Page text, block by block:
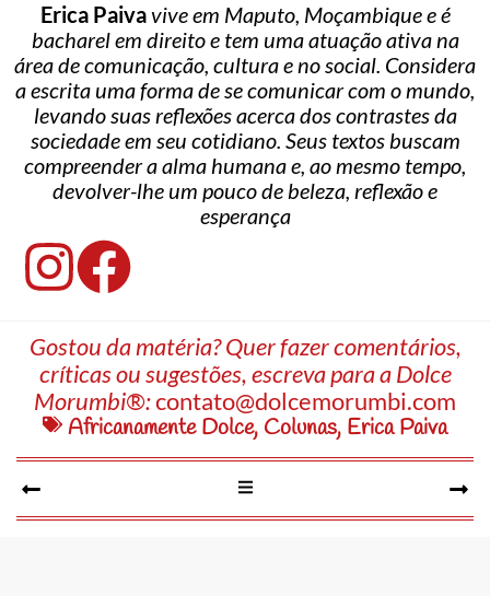
Erica Paivavive em Maputo, Moçambique e é
bacharel em direito e tem uma atuação ativa na
área de comunicação, cultura e no social. Considera
a escrita uma forma de se comunicar com o mundo,
levando suas reflexões acerca dos contrastes da
sociedade em seu cotidiano. Seus textos buscam
compreender a alma humana e, ao mesmo tempo,
devolver-lhe um pouco de beleza, reflexão e
esperança
Gostou da matéria? Quer fazer comentários,
críticas ou sugestões, escreva para a Dolce
Morumbi®:contato@dolcemorumbi.com
Africanamente Dolce, Colunas, Erica Paiva